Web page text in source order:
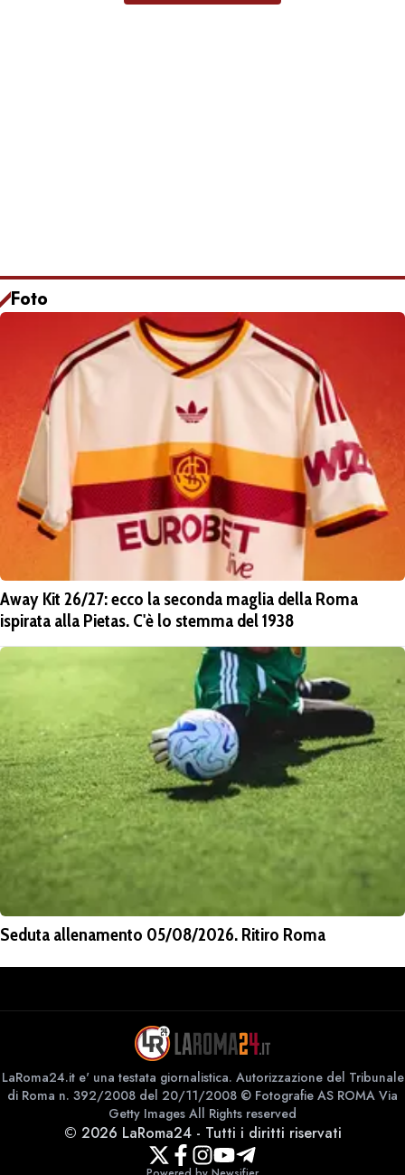
Foto
Away Kit 26/27: ecco la seconda maglia della Roma
ispirata alla Pietas. C'è lo stemma del 1938
Seduta allenamento 05/08/2026. Ritiro Roma
LaRoma24.it e' una testata giornalistica. Autorizzazione del Tribunale
di Roma n. 392/2008 del 20/11/2008 © Fotografie AS ROMA Via
Getty Images All Rights reserved
© 2026 LaRoma24- Tutti i diritti riservati